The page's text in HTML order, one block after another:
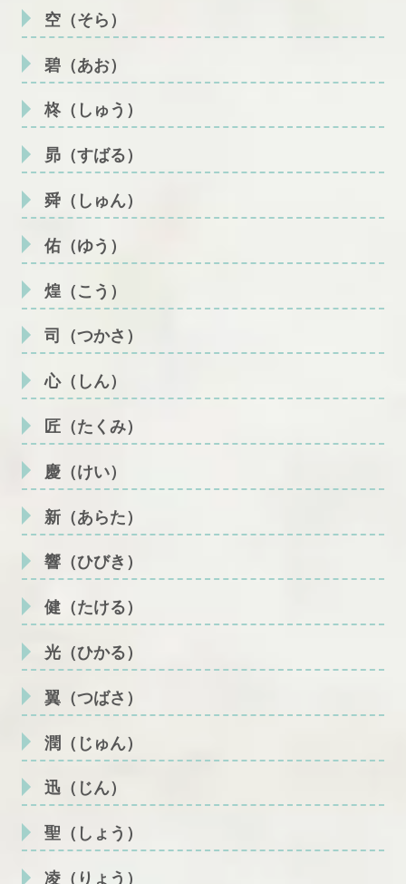
空（そら）
碧（あお）
柊（しゅう）
昴（すばる）
舜（しゅん）
佑（ゆう）
煌（こう）
司（つかさ）
心（しん）
匠（たくみ）
慶（けい）
新（あらた）
響（ひびき）
健（たける）
光（ひかる）
翼（つばさ）
潤（じゅん）
迅（じん）
聖（しょう）
凌（りょう）